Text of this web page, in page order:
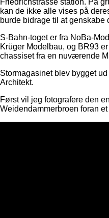
Friedrichstrasse station. På
kan de ikke alle vises på
burde bidrage til at genskabe
S-Bahn-toget er fra NoBa-
Krüger Modelbau, og BR93
chassiset fra en nuværende
Stormagasinet blev bygget
Architekt.
Først vil jeg fotografere den
Weidendammerbroen foran